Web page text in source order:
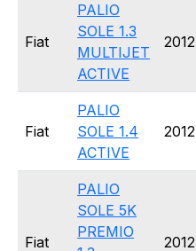
Fiat
PALIO
SOLE 1.3
MULTIJET
ACTIVE
2012
Fiat
PALIO
SOLE 1.4
ACTIVE
2012
Fiat
PALIO
SOLE 5K
PREMIO
2012